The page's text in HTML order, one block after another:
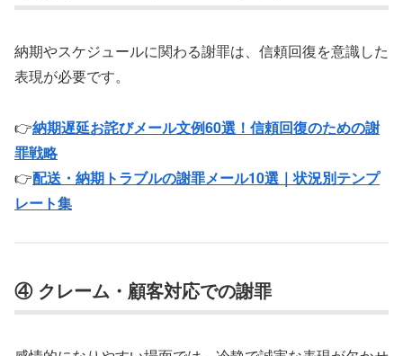
納期やスケジュールに関わる謝罪は、信頼回復を意識した
表現が必要です。
👉納期遅延お詫びメール文例60選！信頼回復のための謝
罪戦略
👉配送・納期トラブルの謝罪メール10選｜状況別テンプ
レート集
④ クレーム・顧客対応での謝罪